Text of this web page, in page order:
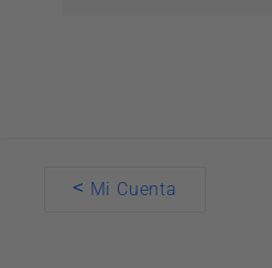
Doc
< Mi Cuenta